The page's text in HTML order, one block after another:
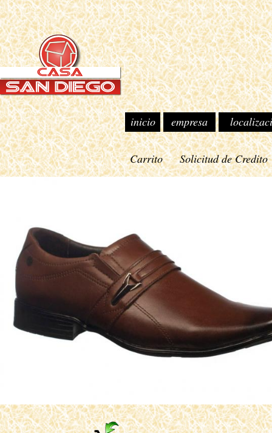
inicio empresa
Carrito Solicitud de Credito